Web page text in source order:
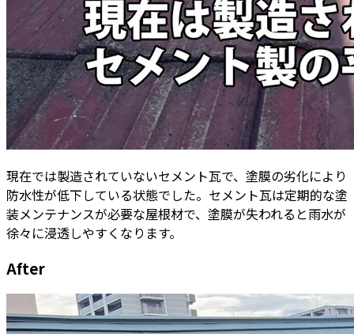
現在では製造されていないセメント瓦で、塗膜の劣化により
防水性が低下している状態でした。セメント瓦は定期的な塗
装メンテナンスが必要な屋根材で、塗膜が失われると雨水が
徐々に浸透しやすくなります。
After